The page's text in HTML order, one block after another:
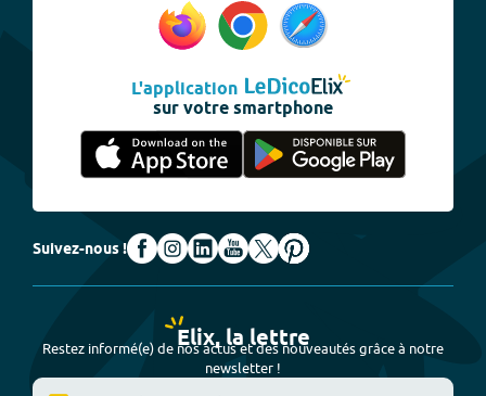
L'application
sur votre smartphone
Suivez-nous !
Elix, la lettre
Restez informé(e) de nos actus et des nouveautés grâce à notre
newsletter !